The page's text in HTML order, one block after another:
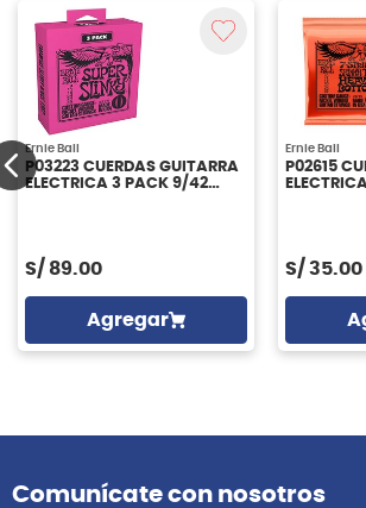
Ernie Ball
P03223 CUERDAS GUITARRA
ELECTRICA 3 PACK 9/42
S/ 89.00
Agregar
Ernie Ball
P02615
S/35.00
Comunícate con nosotros